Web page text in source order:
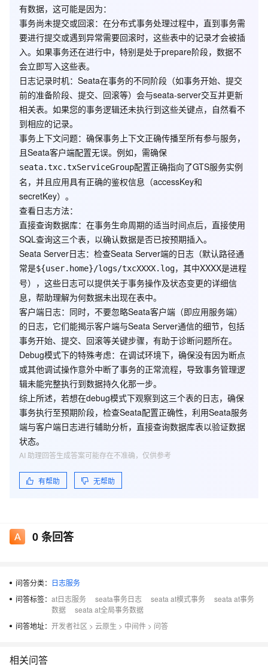
有数据，这可能是因为：
事务尚未提交或回滚：在分布式事务处理过程中，直到事务需
要进行提交或遇到异常需要回滚时，这些表中的记录才会被插
入。如果事务还在进行中，特别是处于prepare阶段，数据不
会立即写入这些表。
日志记录时机：Seata在事务的不同阶段（如事务开始、提交
前的准备阶段、提交、回滚等）会与seata-server交互并更新
相关表。如果您的事务逻辑还未执行到这些关键点，自然看不
到相应的记录。
事务上下文问题：确保事务上下文正确传播至所有参与服务，
且Seata客户端配置无误。例如，需确保
seata.txc.txServiceGroup配置正确指向了GTS服务实例
名，并且应用具有正确的鉴权信息（accessKey和
secretKey）。
查看日志方法：
直接查询数据库：在事务生命周期的适当时间点后，直接使用
SQL查询这三个表，以确认数据是否已按预期插入。
Seata Server日志：检查Seata Server端的日志（默认路径通
常是${user.home}/logs/txcXXXX.log，其中XXXX是进程
号），这些日志可以提供关于事务操作及状态变更的详细信
息，帮助理解为何数据未出现在表中。
客户端日志：同时，不要忽略Seata客户端（即应用服务端）
的日志，它们能揭示客户端与Seata Server通信的细节，包括
事务开始、提交、回滚等关键步骤，有助于诊断问题所在。
Debug模式下的特殊考虑：在调试环境下，确保没有因为断点
或其他调试操作意外中断了事务的正常流程，导致事务管理逻
辑未能完整执行到数据持久化那一步。
综上所述，若想在debug模式下观察到这三个表的日志，确保
事务执行至预期阶段，检查Seata配置正确性，利用Seata服务
端与客户端日志进行辅助分析，直接查询数据库表以验证数据
状态。
有帮助 无帮助
AI 助理回答生成答案可能存在不准确，仅供参考
0条回答
问答分类： 日志服务
问答标签： at日志服务 seata事务日志 seata at模式事务
seata at事务
数据
seata at全局事务数据
问答地址： 开发者社区 > 云原生 > 中间件 > 问答
相关问答